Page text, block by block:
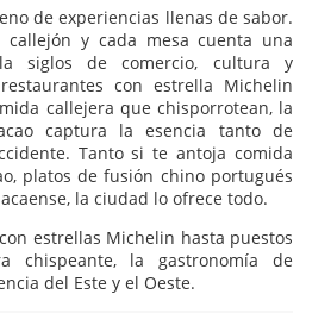
de experiencias llenas de sabor.
callejón y cada mesa cuenta una
siglos de comercio, cultura y
con estrella Michelin
callejera que chisporrotean, la
captura la esencia tanto de
Tanto si te antoja comida
platos de fusión chino portugués
la ciudad lo ofrece todo.
estrellas Michelin hasta puestos
chispeante, la gastronomía de
del Este y el Oeste.